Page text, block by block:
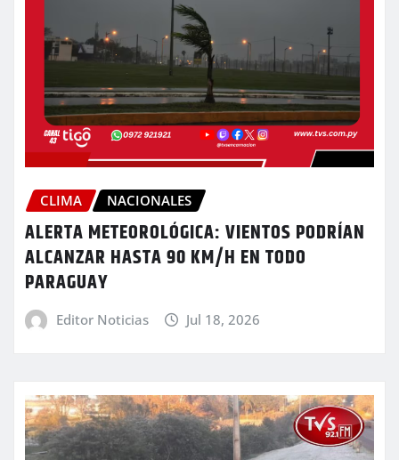
CLIMA NACIONALES
ALERTA METEOROLÓGICA: VIENTOS PODRÍAN
ALCANZAR HASTA 90 KM/H EN TODO
PARAGUAY
Editor Noticias Jul 18, 2026